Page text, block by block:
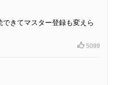
きてマスター登録も変えら
5099